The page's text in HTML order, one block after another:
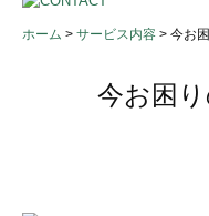
デジタル化支援
ホーム サービス内容 今お
今お困